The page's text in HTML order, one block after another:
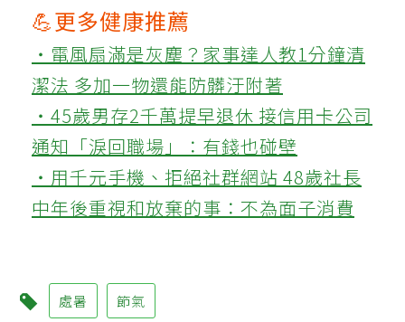
💪更多健康推薦
‧電風扇滿是灰塵？家事達人教1分鐘清
潔法 多加一物還能防髒汙附著
‧45歲男存2千萬提早退休 接信用卡公司
通知「淚回職場」：有錢也碰壁
‧用千元手機、拒絕社群網站 48歲社長
中年後重視和放棄的事：不為面子消費
處暑 節氣